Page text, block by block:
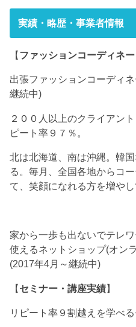
実績・略歴・事業者情報
【ファッションコーディネ
出張ファッションコーディ
継続中)
２００人以上のクライアン
ピート率９７％。
北は北海道、南は沖縄。韓
る。毎月、全国各地からコ
て、笑顔になれる方を増やし
家から一歩も出ないでテレ
使えるネットショップ(オン
(2017年4月～継続中)
【セミナー・講座実績】
リピート率９割越えを学べ